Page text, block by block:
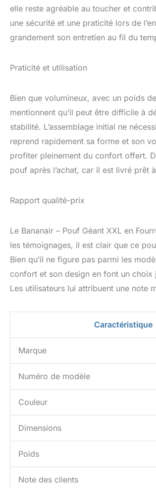
elle reste agréable au toucher et
une sécurité et une praticité lors de
grandement son entretien au fil du
Praticité et utilisation
Bien que volumineux, avec un poids
mentionnent qu’il peut être difficile à
stabilité. L’assemblage initial ne
reprend rapidement sa forme et son
profiter pleinement du confort offert.
pouf après l’achat, car il est livré prêt
Rapport qualité-prix
Le Bananair – Pouf Géant XXL en
les témoignages, il est clair que ce
Bien qu’il ne figure pas parmi les
confort et son design en font un
Les utilisateurs lui attribuent une note
Caractéristique
Marque
Numéro de modèle
Couleur
Dimensions
Poids
Note des clients